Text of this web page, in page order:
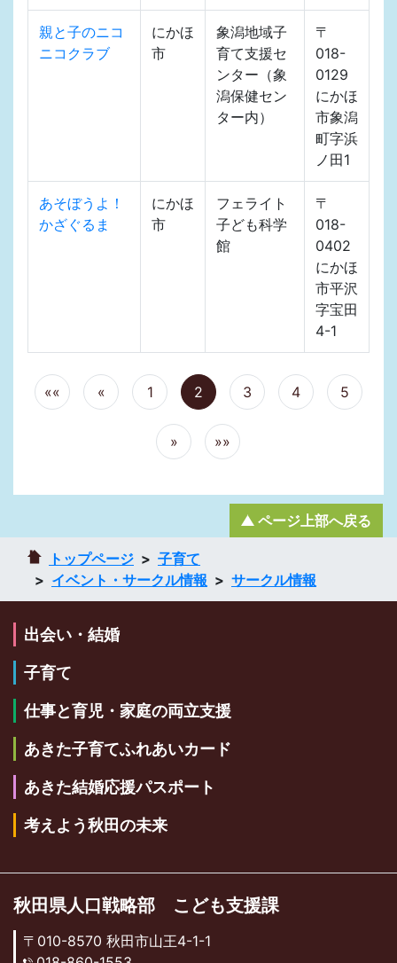
親と子のニコ
ニコクラブ
にかほ
市
象潟地域子
育て支援セ
ンター（象
潟保健セン
ター内）
〒
018-
0129
にかほ
市象潟
町字浜
ノ田1
あそぼうよ！
かざぐるま
にかほ
市
フェライト
子ども科学
館
〒
018-
0402
にかほ
市平沢
字宝田
4-1
«« « 1 2 3 4 5
» »»
トップページ
子育て
イベント・サークル情報
サークル情報
ページ上部へ戻る
出会い・結婚
子育て
仕事と育児・家庭の両立支援
あきた子育てふれあいカード
あきた結婚応援パスポート
考えよう秋田の未来
秋田県人口戦略部 こども支援課
〒010-8570 秋田市山王4-1-1